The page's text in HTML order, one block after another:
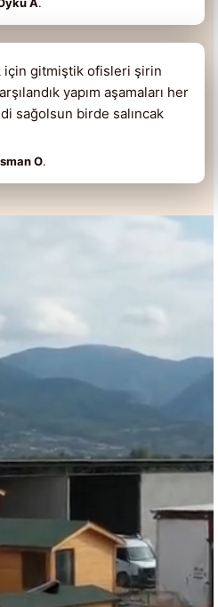
A.
için gitmiştik ofisleri şirin
yapım aşamaları her
sağolsun birde salıncak
O.